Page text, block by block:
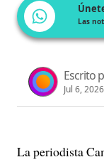
Las
Escrito
Jul 6,
La periodista